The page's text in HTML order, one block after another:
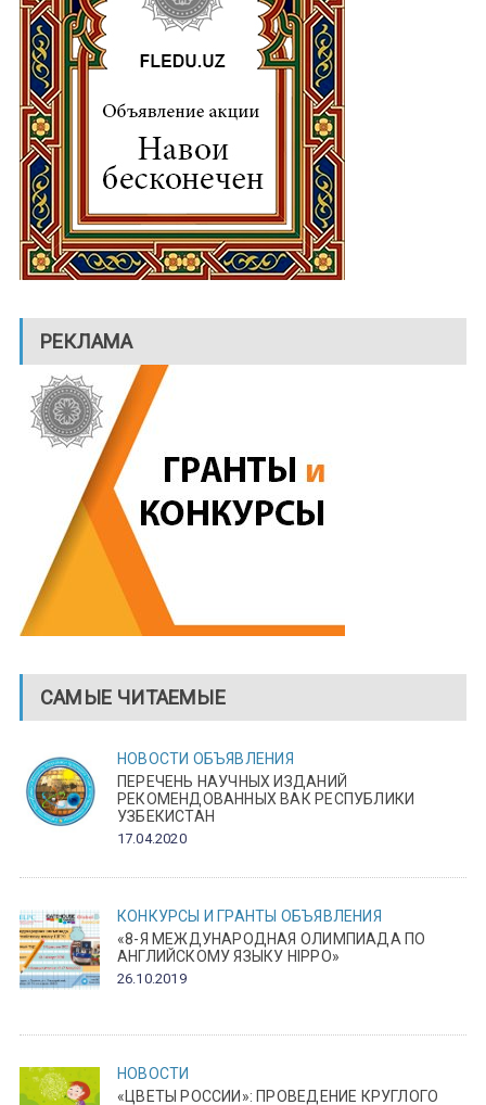
РЕКЛАМА
САМЫЕ ЧИТАЕМЫЕ
НОВОСТИ ОБЪЯВЛЕНИЯ
ПЕРЕЧЕНЬ НАУЧНЫХ ИЗДАНИЙ
РЕКОМЕНДОВАННЫХ ВАК РЕСПУБЛИКИ
УЗБЕКИСТАН
17.04.2020
КОНКУРСЫ И ГРАНТЫ ОБЪЯВЛЕНИЯ
«8-Я МЕЖДУНАРОДНАЯ ОЛИМПИАДА ПО
АНГЛИЙСКОМУ ЯЗЫКУ HIPPO»
26.10.2019
НОВОСТИ
«ЦВЕТЫ РОССИИ»: ПРОВЕДЕНИЕ КРУГЛОГО